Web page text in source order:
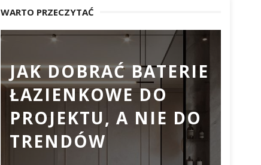
WARTO PRZECZYTAĆ
JAK DOBRAĆ BATERIE
ŁAZIENKOWE DO
PROJEKTU, A NIE DO
TRENDÓW